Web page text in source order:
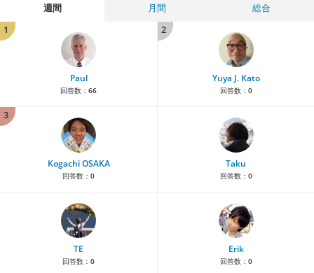
週間 月間
総合
1
Paul
回答数： 66
2
Yuya J. Kato
回答数： 0
3
Kogachi OSAKA
回答数： 0
Taku
回答数： 0
TE
回答数： 0
Erik
回答数： 0